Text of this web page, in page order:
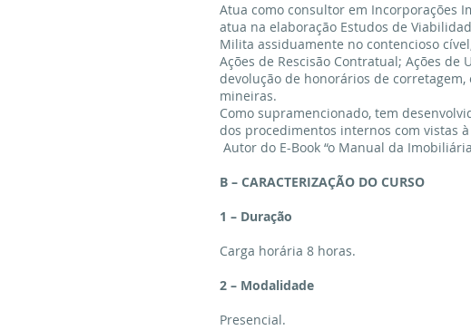
Atua como consultor em Incorporações
atua na elaboração Estudos de
Milita assiduamente no contencioso
Ações de Rescisão Contratual; Ações de
devolução de honorários de
mineiras.
Como supramencionado, tem
dos procedimentos internos com vistas
Autor do E-Book “o Manual da
B – CARACTERIZAÇÃO DO CURSO
1 – Duração
Carga horária 8 horas.
2 – Modalidade
Presencial.